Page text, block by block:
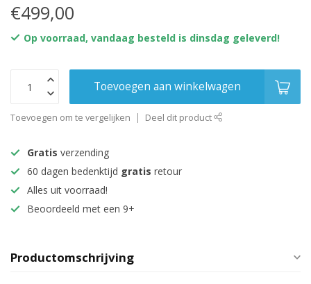
€499,00
Op voorraad, vandaag besteld is dinsdag geleverd!
Toevoegen aan winkelwagen
Toevoegen om te vergelijken Deel dit product
Gratis verzending
60 dagen bedenktijd gratis retour
Alles uit voorraad!
Beoordeeld met een 9+
Productomschrijving